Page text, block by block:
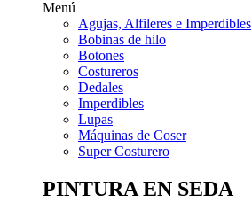
Menú
Agujas, Alfileres e Imperdibles
Bobinas de hilo
Botones
Costureros
Dedales
Imperdibles
Lupas
Máquinas de Coser
Super Costurero
PINTURA EN SEDA